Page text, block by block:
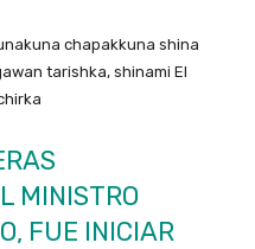
chapakkuna shina
tarishka, shinami El
MINISTRO
, FUE INICIAR